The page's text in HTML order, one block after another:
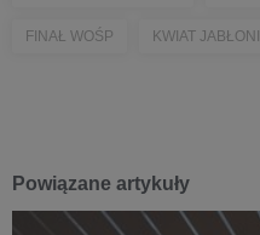
FINAŁ WOŚP KWIAT JABŁONI
Powiązane artykuły